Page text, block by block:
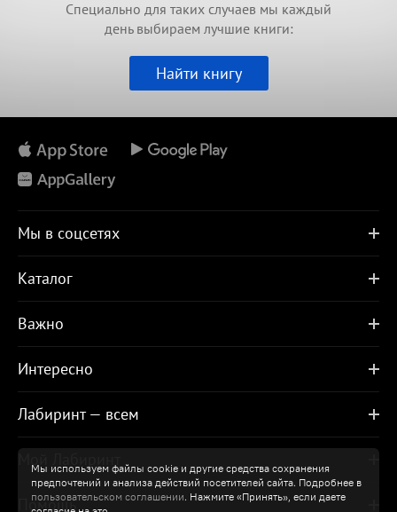
Мы используем файлы cookie и другие средства сохранения
предпочтений и анализа действий посетителей сайта. Подробнее в
пользовательском соглашении. Нажмите «Принять», если даете
Специально для таких случаев мы каждый
день выбираем лучшие книги:
Найти книгу
Мы в соцсетях
Каталог
Важно
Интересно
Лабиринт — всем
Помощь